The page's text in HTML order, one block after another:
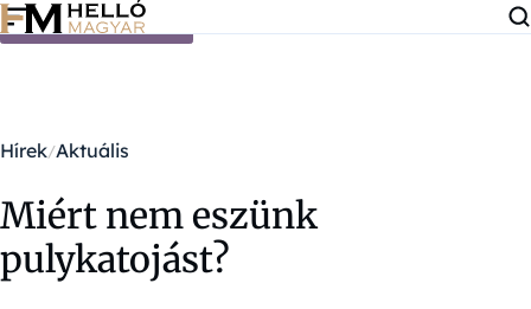
Ugrás a tartalomra
Hírek Aktuális
Miért nem eszünk
pulykatojást?